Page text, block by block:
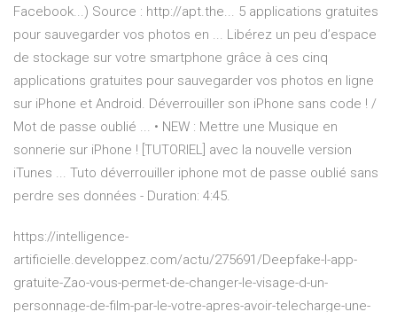
Facebook...) Source : http://apt.the... 5 applications gratuites
pour sauvegarder vos photos en ... Libérez un peu d’espace
de stockage sur votre smartphone grâce à ces cinq
applications gratuites pour sauvegarder vos photos en ligne
sur iPhone et Android. Déverrouiller son iPhone sans code ! /
Mot de passe oublié ... • NEW : Mettre une Musique en
sonnerie sur iPhone ! [TUTORIEL] avec la nouvelle version
iTunes ... Tuto déverrouiller iphone mot de passe oublié sans
perdre ses données - Duration: 4:45.
https://intelligence-
artificielle.developpez.com/actu/275691/Deepfake-l-app-
gratuite-Zao-vous-permet-de-changer-le-visage-d-un-
personnage-de-film-par-le-votre-apres-avoir-telecharge-une-